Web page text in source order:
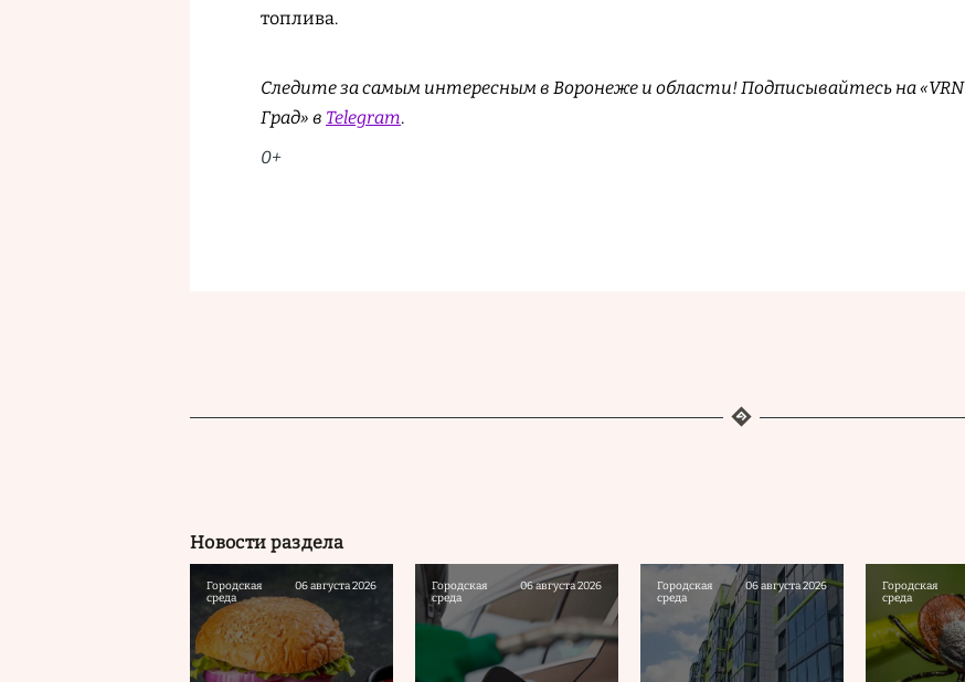
топлива.
Следите за самым интересным в Воронеже и области! Подписывайтесь на «VRN
Град» в Telegram.
0+
Новости раздела
Городская
среда
06 августа 2026
Городская
среда
06 августа 2026
Городская
среда
06 августа 2026
Городская
среда